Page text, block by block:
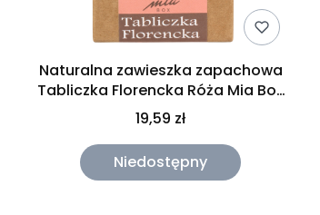
Naturalna zawieszka zapachowa
Tabliczka Florencka Róża Mia Box
30g
19,59 zł
Niedostępny